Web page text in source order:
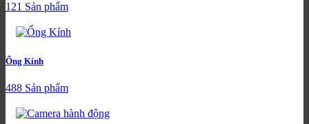
121 Sản phẩm
Ống Kính
488 Sản phẩm